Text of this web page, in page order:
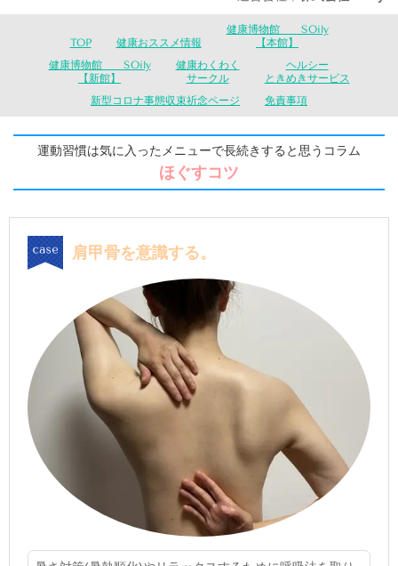
TOP 健康おススメ情報
健康博物館 SOily
【本館】
健康博物館 SOily
【新館】
健康わくわく
サークル
ヘルシー
ときめきサービス
新型コロナ事態収束祈念ページ
免責事項
運動習慣は気に入ったメニューで長続きすると思うコラム
ほぐすコツ
肩甲骨を意識する。